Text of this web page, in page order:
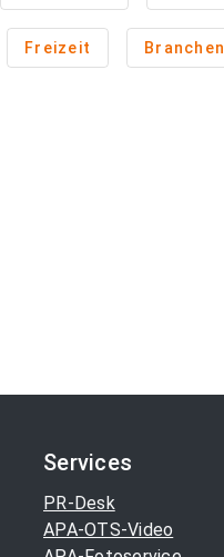
Freizeit Branchen
Services
PR-Desk
APA-OTS-Video